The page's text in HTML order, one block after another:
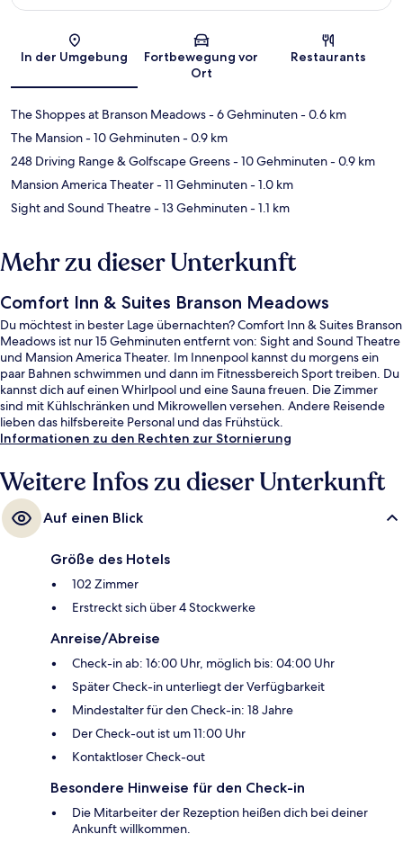
Karte
In der Umgebung
Fortbewegung vor
Ort
Restaurants
The Shoppes at Branson Meadows- 6 Gehminuten- 0.6 km
The Mansion- 10 Gehminuten- 0.9 km
248 Driving Range & Golfscape Greens- 10 Gehminuten- 0.9 km
Mansion America Theater- 11 Gehminuten- 1.0 km
Sight and Sound Theatre- 13 Gehminuten- 1.1 km
Mehr zu dieser Unterkunft
Comfort Inn & Suites Branson Meadows
Du möchtest in bester Lage übernachten? Comfort Inn & Suites Branson
Meadows ist nur 15 Gehminuten entfernt von: Sight and Sound Theatre
und Mansion America Theater. Im Innenpool kannst du morgens ein
paar Bahnen schwimmen und dann im Fitnessbereich Sport treiben. Du
kannst dich auf einen Whirlpool und eine Sauna freuen. Die Zimmer
sind mit Kühlschränken und Mikrowellen versehen. Andere Reisende
lieben das hilfsbereite Personal und das Frühstück.
Informationen zu den Rechten zur Stornierung
Weitere Infos zu dieser Unterkunft
Auf einen Blick
Größe des Hotels
102 Zimmer
Erstreckt sich über 4 Stockwerke
Anreise/Abreise
Check-in ab: 16:00 Uhr, möglich bis: 04:00 Uhr
Später Check-in unterliegt der Verfügbarkeit
Mindestalter für den Check-in: 18 Jahre
Der Check-out ist um 11:00 Uhr
Kontaktloser Check-out
Besondere Hinweise für den Check-in
Die Mitarbeiter der Rezeption heißen dich bei deiner
Ankunft willkommen.